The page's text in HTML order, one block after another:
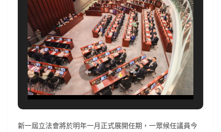
新一屆立法會將於明年一月正式展開任期，一眾候任議員今